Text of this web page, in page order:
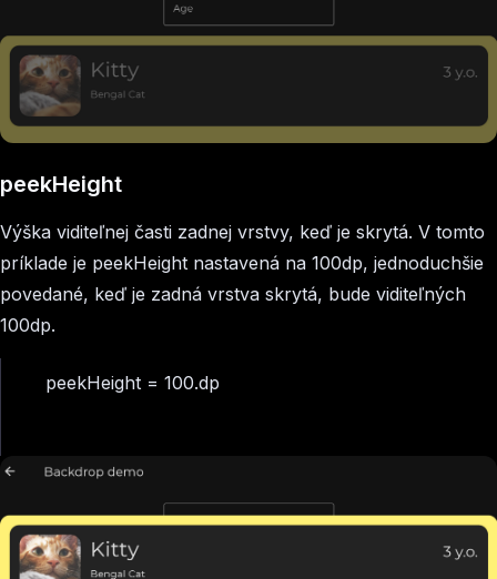
peekHeight
Výška viditeľnej časti zadnej vrstvy, keď je skrytá. V tomto
príklade je peekHeight nastavená na 100dp, jednoduchšie
povedané, keď je zadná vrstva skrytá, bude viditeľných
100dp.
peekHeight = 100.dp